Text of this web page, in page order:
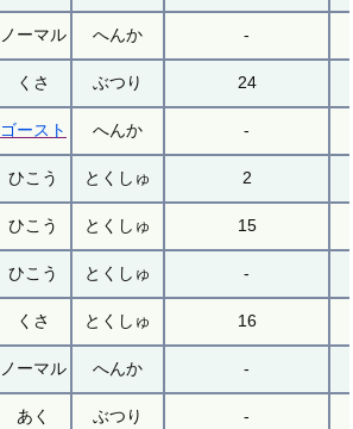
ノーマル へんか -
くさ ぶつり 24
ゴースト へんか -
ひこう とくしゅ 2
ひこう とくしゅ 15
ひこう とくしゅ -
くさ とくしゅ 16
ノーマル へんか -
あく ぶつり -